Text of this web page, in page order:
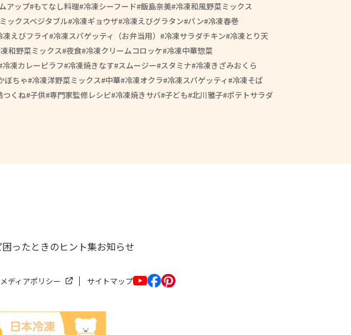
アップ もてなし料理 冷凍シーフード 飯島奈美 冷凍和風野菜ミックス
ックスベジタブル 冷凍ギョウザ 冷凍えびグラタン パン 冷凍春巻
凍えびフライ 冷凍スパゲッティ（お弁当用） 冷凍サラダチキン 冷凍とり天
和野菜ミックス 夜食 冷凍クリームコロッケ 冷凍中華惣菜
冷凍カレーピラフ 冷凍焼きなす スムージー スタミナ 冷凍きざみおくら
ぼちゃ 冷凍洋野菜ミックス 中華 冷凍オクラ 冷凍スパゲッティ 冷凍そば
つくね 子供 専門家監修レシピ 冷凍焼きサバ 子ども 北川雅子 ポテトサラダ
困ったときのヒント集お知らせ
ディアポリシー サイトマップ